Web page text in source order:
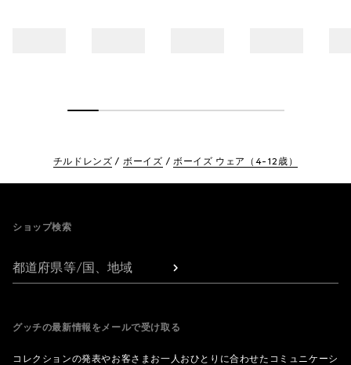
チルドレンズ ボーイズ ボーイズ ウェア（4-12歳）
ショップ検索
都道府県等/国、地域
グッチの最新情報をメールで受け取る
コレクションの発表やお客さまお一人おひとりに合わせたコミュニケーシ